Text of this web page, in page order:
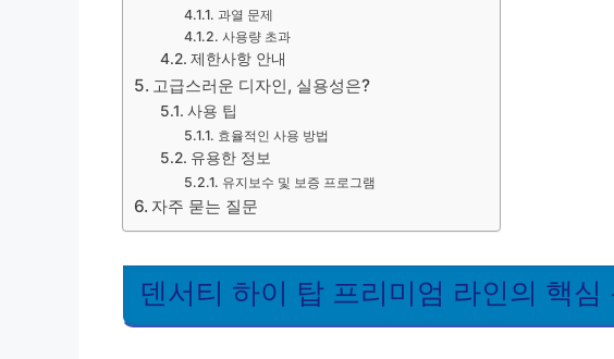
과열 문제
사용량 초과
제한사항 안내
고급스러운 디자인, 실용성은?
사용 팁
효율적인 사용 방법
유용한 정보
유지보수 및 보증 프로그램
자주 묻는 질문
덴서티 하이 탑 프리미엄 라인의 핵심